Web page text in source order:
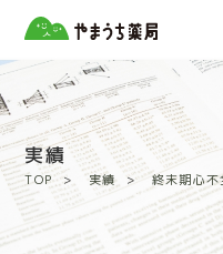
実績
TOP 実績 終末期心